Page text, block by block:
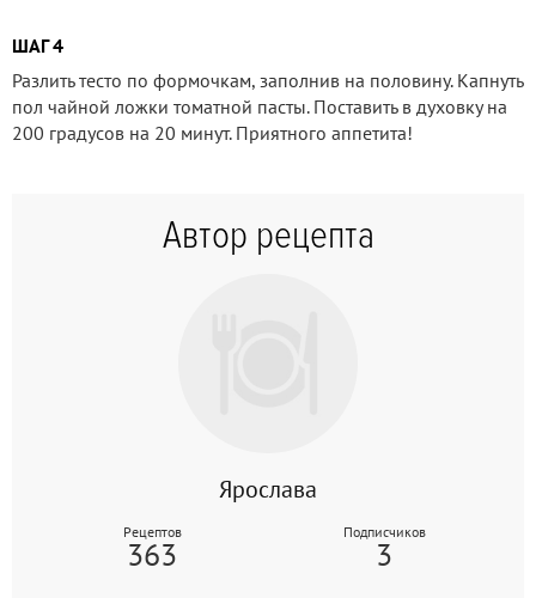
ШАГ 4
Разлить тесто по формочкам, заполнив на половину. Капнуть
пол чайной ложки томатной пасты. Поставить в духовку на
200 градусов на 20 минут. Приятного аппетита!
Автор рецепта
Ярослава
Рецептов
363
Подписчиков
3